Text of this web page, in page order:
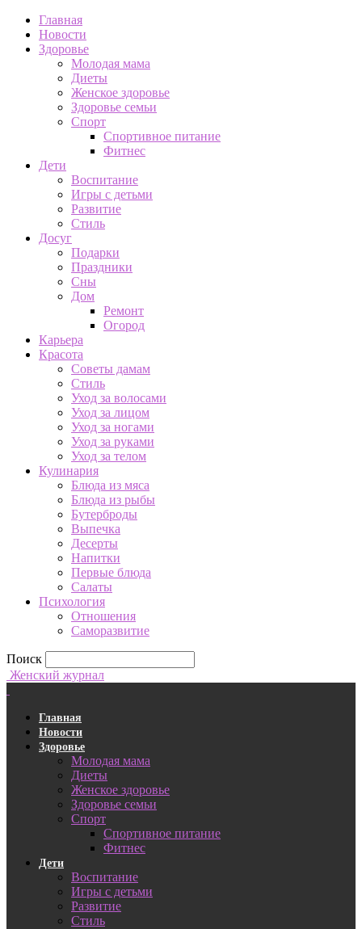
Главная
Новости
Здоровье
Молодая мама
Диеты
Женское здоровье
Здоровье семьи
Спорт
Спортивное питание
Фитнес
Дети
Воспитание
Игры с детьми
Развитие
Стиль
Досуг
Подарки
Праздники
Сны
Дом
Ремонт
Огород
Карьера
Красота
Советы дамам
Стиль
Уход за волосами
Уход за лицом
Уход за ногами
Уход за руками
Уход за телом
Кулинария
Блюда из мяса
Блюда из рыбы
Бутерброды
Выпечка
Десерты
Напитки
Первые блюда
Салаты
Психология
Отношения
Саморазвитие
Поиск
Женский журнал
Главная
Новости
Здоровье
Молодая мама
Диеты
Женское здоровье
Здоровье семьи
Спорт
Спортивное питание
Фитнес
Дети
Воспитание
Игры с детьми
Развитие
Стиль